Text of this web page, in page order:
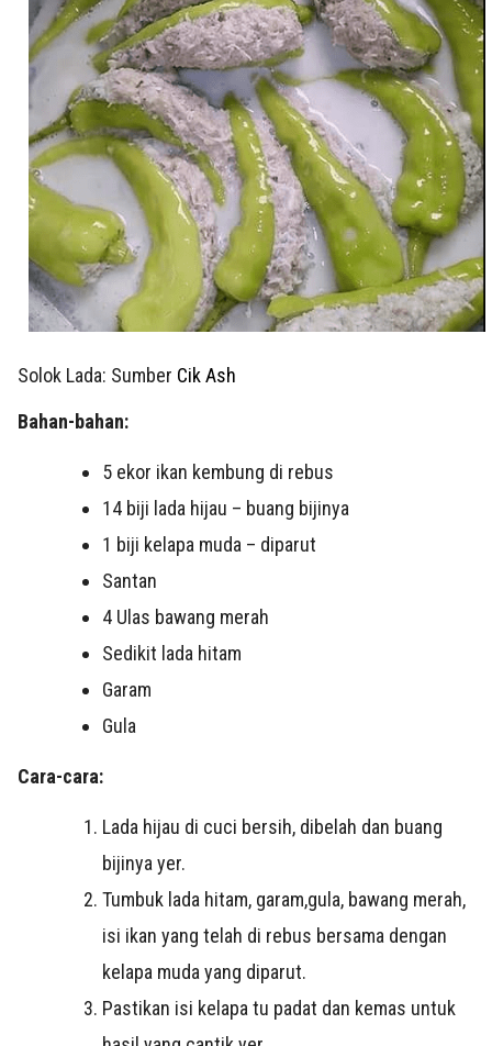
Solok Lada: Sumber Cik Ash
Bahan-bahan:
5 ekor ikan kembung di rebus
14 biji lada hijau – buang bijinya
1 biji kelapa muda – diparut
Santan
4 Ulas bawang merah
Sedikit lada hitam
Garam
Gula
Cara-cara:
Lada hijau di cuci bersih, dibelah dan buang
bijinya yer.
Tumbuk lada hitam, garam,gula, bawang merah,
isi ikan yang telah di rebus bersama dengan
kelapa muda yang diparut.
Pastikan isi kelapa tu padat dan kemas untuk